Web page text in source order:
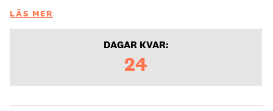
LÄS MER
DAGAR KVAR:
24